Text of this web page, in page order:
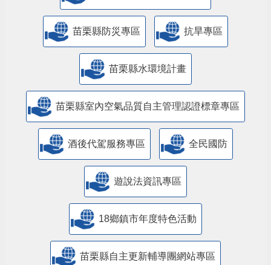
苗栗縣防災專區 抗旱專區
苗栗縣水環境計畫
苗栗縣室內空氣品質自主管理認證標章專區
酒後代駕服務專區 全民國防
遊說法資訊專區
18鄉鎮市年度特色活動
苗栗縣自主更新輔導團網站專區